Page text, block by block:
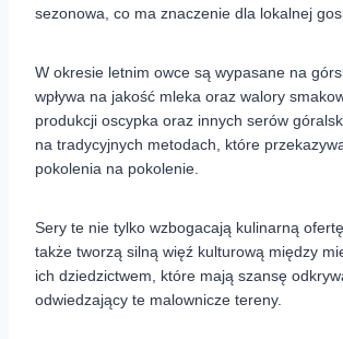
sezonowa, co ma znaczenie dla lokalnej
W okresie letnim owce są wypasane na
wpływa na jakość mleka oraz walory
produkcji oscypka oraz innych serów
na tradycyjnych metodach, które
pokolenia na pokolenie.
Sery te nie tylko wzbogacają kulinarną
także tworzą silną więź kulturową między
ich dziedzictwem, które mają szansę
odwiedzający te malownicze tereny.